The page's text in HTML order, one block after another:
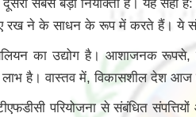
दूसरा सबसे बड़ा नियोक्ता है। यह सही
रख ने के साधन के रूप में करते हैं। ये
बिलियन का उद्योग है। आशाजनक
लाभ है। वास्तव में, विकासशील देश आज
परियोजना से संबंधित